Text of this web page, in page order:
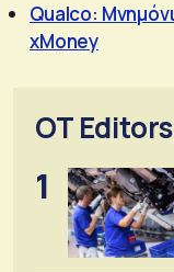
Qualco:
xMoney
OT Editors
1